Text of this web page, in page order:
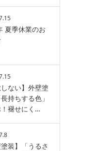
夏季休業のお
しない】外壁塗
持ちする色」
褪せにく…
塗装】「うるさ